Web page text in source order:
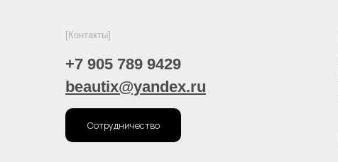
[Контакты]
+7 905 789 9429
beautix@yandex.ru
Сотрудничество